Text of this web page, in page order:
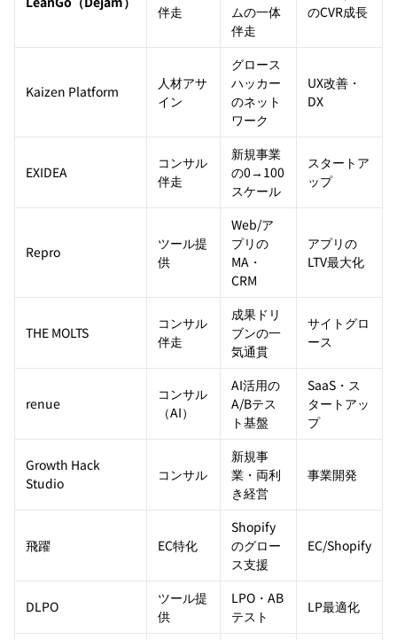
伴走
ムの一体
伴走
のCVR成長
Kaizen Platform
人材アサ
イン
グロース
ハッカー
のネット
ワーク
UX改善・
DX
EXIDEA
コンサル
伴走
新規事業
の0→100
スケール
スタートア
ップ
Repro
ツール提
供
Web/ア
プリの
MA・
CRM
アプリの
LTV最大化
THE MOLTS
コンサル
伴走
成果ドリ
ブンの一
気通貫
サイトグロ
ース
renue
コンサル
（AI）
AI活用の
A/Bテス
ト基盤
SaaS・ス
タートアッ
プ
Growth Hack
Studio
コンサル
新規事
業・両利
き経営
事業開発
飛躍 EC特化
Shopify
のグロー
ス支援
EC/Shopify
DLPO
ツール提
供
LPO・AB
テスト
LP最適化